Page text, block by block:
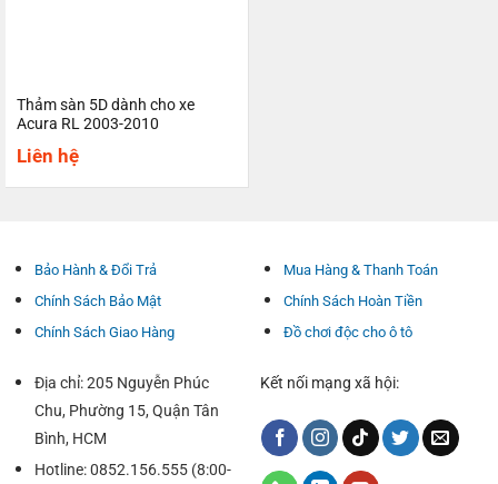
Thảm sàn 5D dành cho xe
Acura RL 2003-2010
Liên hệ
Bảo Hành & Đổi Trả
Chính Sách Bảo Mật
Chính Sách Giao Hàng
Mua Hàng & Thanh Toán
Chính Sách Hoàn Tiền
Đồ chơi độc cho ô tô
Địa chỉ: 205 Nguyễn Phúc
Chu, Phường 15, Quận Tân
Bình, HCM
Hotline: 0852.156.555 (8:00-
Kết nối mạng xã hội: